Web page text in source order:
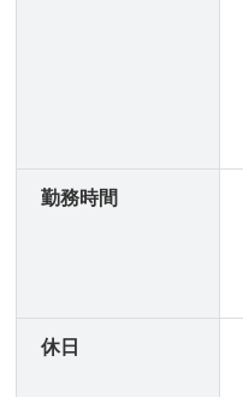
勤務時間
休日